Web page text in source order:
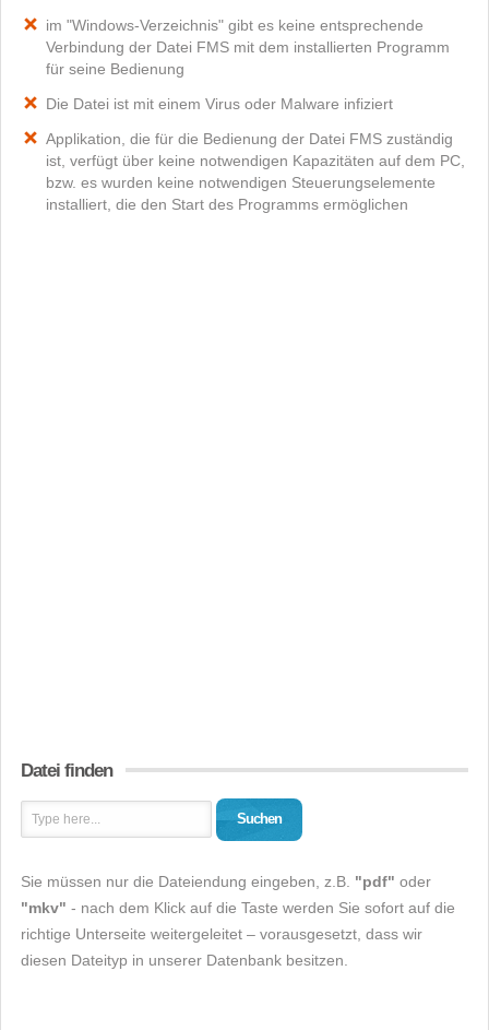
im "Windows-Verzeichnis" gibt es keine entsprechende
Verbindung der Datei FMS mit dem installierten Programm
für seine Bedienung
Die Datei ist mit einem Virus oder Malware infiziert
Applikation, die für die Bedienung der Datei FMS zuständig
ist, verfügt über keine notwendigen Kapazitäten auf dem PC,
bzw. es wurden keine notwendigen Steuerungselemente
installiert, die den Start des Programms ermöglichen
Datei finden
Suchen
Sie müssen nur die Dateiendung eingeben, z.B. "pdf" oder
"mkv" - nach dem Klick auf die Taste werden Sie sofort auf die
richtige Unterseite weitergeleitet – vorausgesetzt, dass wir
diesen Dateityp in unserer Datenbank besitzen.